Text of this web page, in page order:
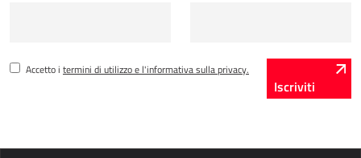
Accetto i termini di utilizzo e l'informativa sulla privacy.
Iscriviti